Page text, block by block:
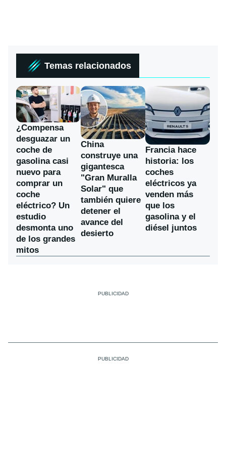
Temas relacionados
¿Compensa
desguazar un
coche de
gasolina casi
nuevo para
comprar un
coche
eléctrico? Un
estudio
desmonta uno
de los grandes
mitos
China
construye una
gigantesca
"Gran Muralla
Solar" que
también quiere
detener el
avance del
desierto
Francia hace
historia: los
coches
eléctricos ya
venden más
que los
gasolina y el
diésel juntos